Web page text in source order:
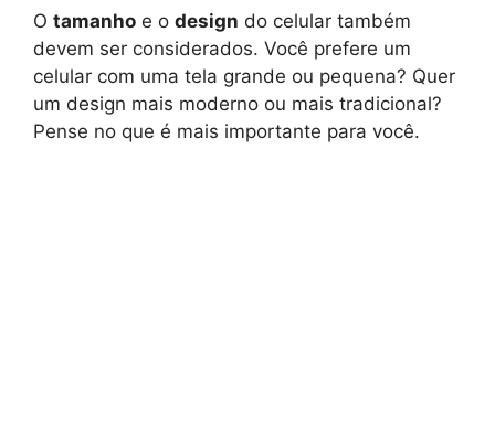
O tamanho e o design do celular também
devem ser considerados. Você prefere um
celular com uma tela grande ou pequena? Quer
um design mais moderno ou mais tradicional?
Pense no que é mais importante para você.